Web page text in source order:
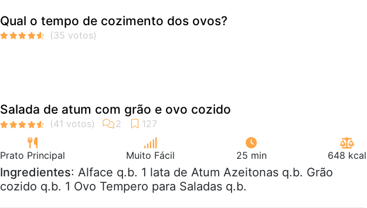
Qual o tempo de cozimento dos ovos?
Salada de atum com grão e ovo cozido
Prato Principal Muito Fácil 25 min 648 kcal
Ingredientes: Alface q.b. 1 lata de Atum Azeitonas q.b. Grão
cozido q.b. 1 Ovo Tempero para Saladas q.b.